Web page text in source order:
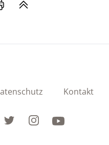
Kontakt
TwitterInstagramYoutube